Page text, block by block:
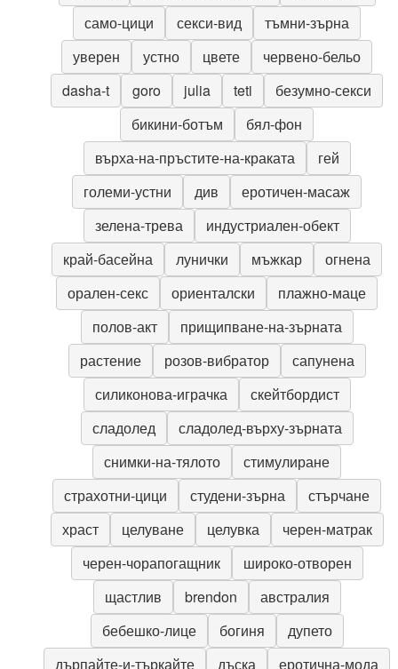
само-цици
секси-вид
тъмни-зърна
уверен
устно цвете
червено-бельо
dasha-t
goro julia teti
безумно-секси
бикини-ботъм
бял-фон
върха-на-пръстите-на-краката
гей
големи-устни
див
еротичен-масаж
зелена-трева
индустриален-обект
край-басейна
лунички мъжкар
огнена
орален-секс
ориенталски
плажно-маце
полов-акт
прищипване-на-зърната
растение
розов-вибратор
сапунена
силиконова-играчка
скейтбордист
сладолед
сладолед-върху-зърната
снимки-на-тялото
стимулиране
страхотни-цици
студени-зърна
стърчане
храст
целуване целувка
черен-матрак
черен-чорапогащник
широко-отворен
щастлив
brendon
австралия
бебешко-лице
богиня
дупето
дърпайте-и-търкайте
дъска еротична-мода